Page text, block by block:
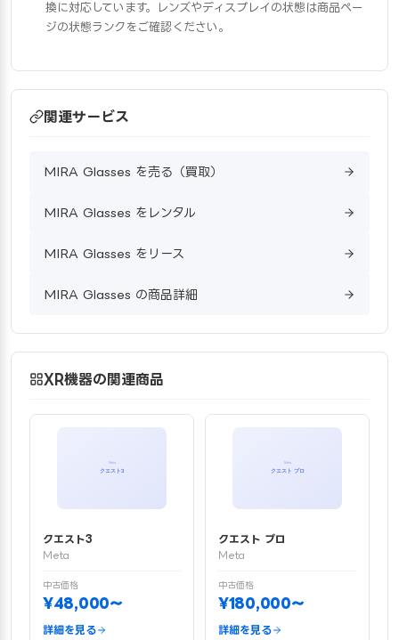
換に対応しています。レンズやディスプレイの状態は商品ペー
ジの状態ランクをご確認ください。
関連サービス
MIRA Glasses を売る（買取）
MIRA Glasses をレンタル
MIRA Glasses をリース
MIRA Glasses の商品詳細
XR機器の関連商品
クエスト3
Meta
中古価格
¥48,000〜
詳細を見る
クエスト プロ
Meta
中古価格
¥180,000〜
詳細を見る